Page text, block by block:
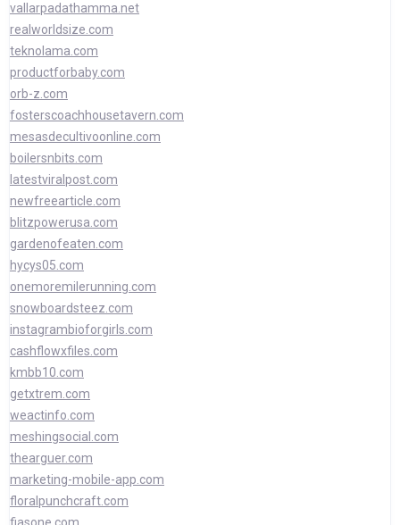
vallarpadathamma.net
realworldsize.com
teknolama.com
productforbaby.com
orb-z.com
fosterscoachhousetavern.com
mesasdecultivoonline.com
boilersnbits.com
latestviralpost.com
newfreearticle.com
blitzpowerusa.com
gardenofeaten.com
hycys05.com
onemoremilerunning.com
snowboardsteez.com
instagrambioforgirls.com
cashflowxfiles.com
kmbb10.com
getxtrem.com
weactinfo.com
meshingsocial.com
thearguer.com
marketing-mobile-app.com
floralpunchcraft.com